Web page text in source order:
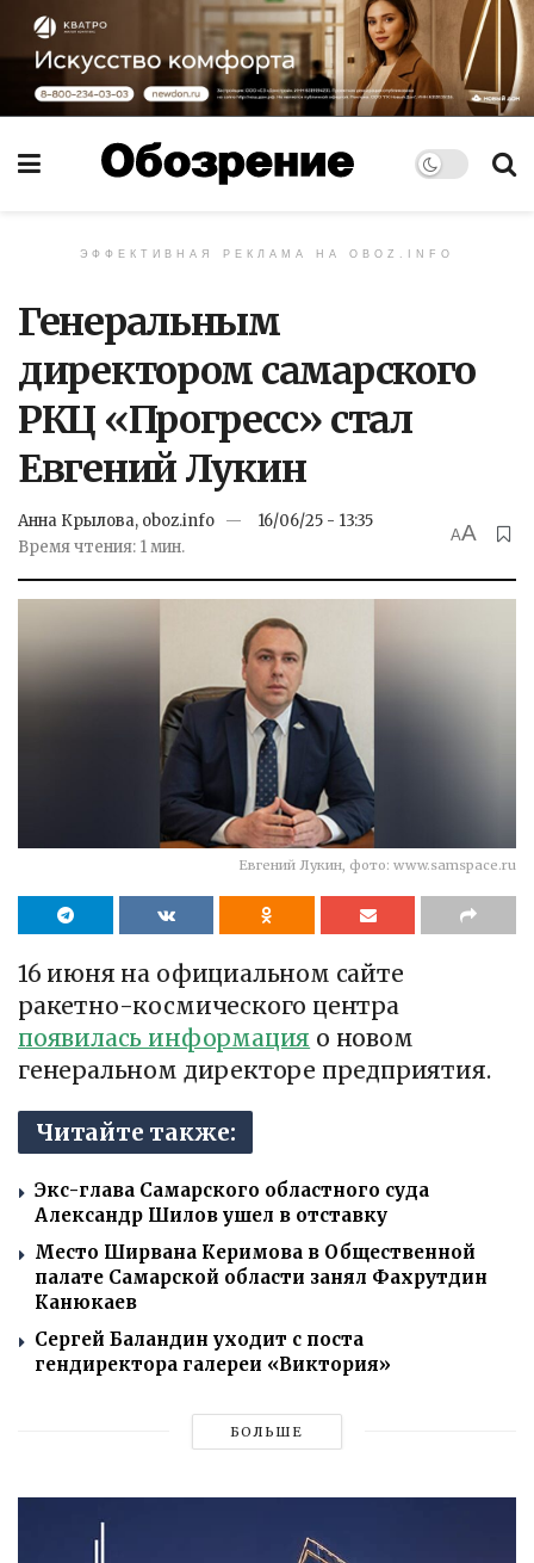
ЭФФЕКТИВНАЯ РЕКЛАМА НА OBOZ.INFO
Генеральным
директором самарского
РКЦ «Прогресс» стал
Евгений Лукин
Анна Крылова, oboz.info
16/06/25 - 13:35
Время чтения: 1 мин.
AA
Евгений Лукин, фото: www.samspace.ru
16 июня на официальном сайте
ракетно-космического центра
появилась информация о новом
генеральном директоре предприятия.
Читайте также:
Экс-глава Самарского областного суда
Александр Шилов ушел в отставку
Место Ширвана Керимова в Общественной
палате Самарской области занял Фахрутдин
Канюкаев
Сергей Баландин уходит с поста
гендиректора галереи «Виктория»
БОЛЬШЕ